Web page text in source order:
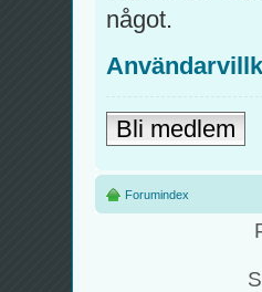
något.
Bli medlem
Forumindex